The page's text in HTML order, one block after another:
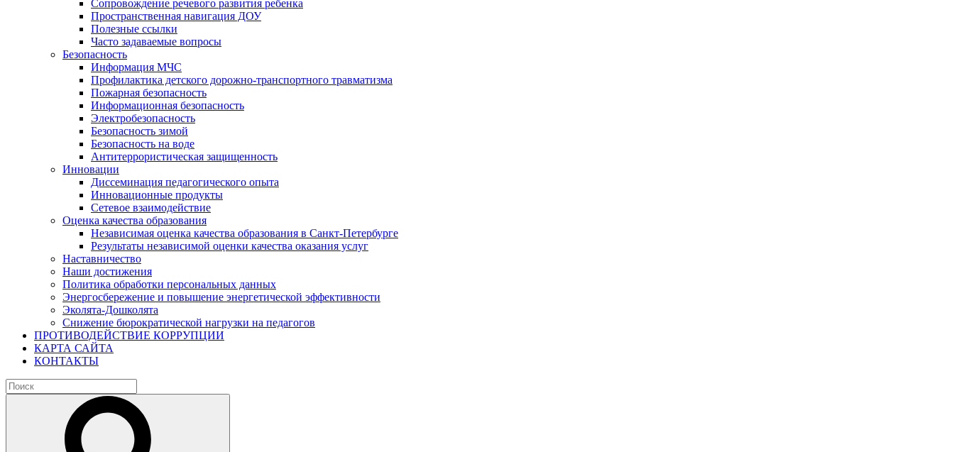
Сопровождение речевого развития ребенка
Пространственная навигация ДОУ
Полезные ссылки
Часто задаваемые вопросы
Безопасность
Информация МЧС
Профилактика детского дорожно-транспортного травматизма
Пожарная безопасность
Информационная безопасность
Электробезопасность
Безопасность зимой
Безопасность на воде
Антитеррористическая защищенность
Инновации
Диссеминация педагогического опыта
Инновационные продукты
Сетевое взаимодействие
Оценка качества образования
Независимая оценка качества образования в Санкт-Петербурге
Результаты независимой оценки качества оказания услуг
Наставничество
Наши достижения
Политика обработки персональных данных
Энергосбережение и повышение энергетической эффективности
Эколята-Дошколята
Снижение бюрократической нагрузки на педагогов
ПРОТИВОДЕЙСТВИЕ КОРРУПЦИИ
КАРТА САЙТА
КОНТАКТЫ